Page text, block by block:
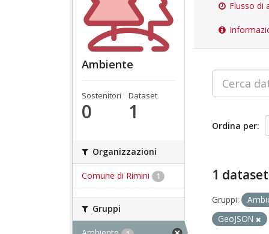
Ambiente
Sostenitori
0
Dataset
1
Organizzazioni
Comune di Rimini 1
Gruppi
Flusso di
Ordina per
1
Gruppi:
GeoJSON